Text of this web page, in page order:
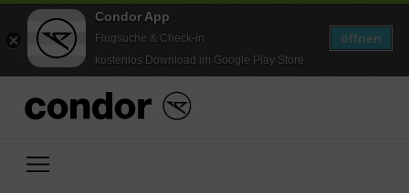
Condor App
Flugsuche & Check-in
kostenlos Download im Google Play Store
öffnen